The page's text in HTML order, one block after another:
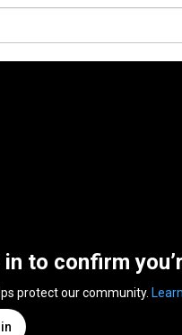
in to confirm
protect our community.